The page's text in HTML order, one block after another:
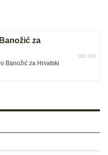
za
Banožić za Hrvatski
311 KB